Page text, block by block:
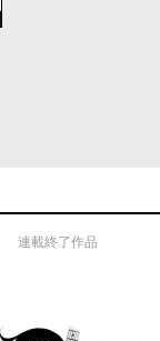
連載終了作品